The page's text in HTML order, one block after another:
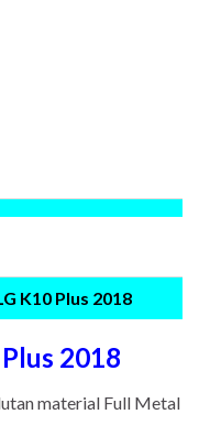
K10 Plus 2018
2018
material Full Metal